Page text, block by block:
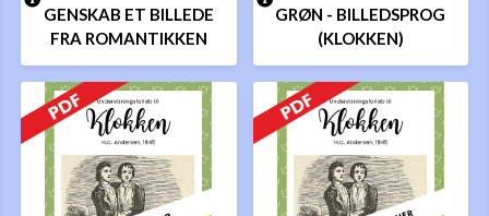
GENSKAB ET BILLEDE
FRA ROMANTIKKEN
GRØN - BILLEDSPROG
(KLOKKEN)